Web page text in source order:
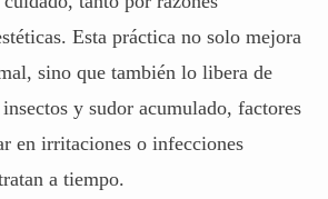
Esta práctica no solo mejora
sino que también lo libera de
y sudor acumulado, factores
en irritaciones o infecciones
a tiempo.